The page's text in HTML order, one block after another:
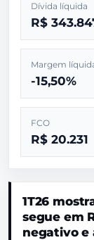
Dívida líquida
R$
Margem
-15,50%
FCO
R$ 20.231
1T26
segue em
negativo e